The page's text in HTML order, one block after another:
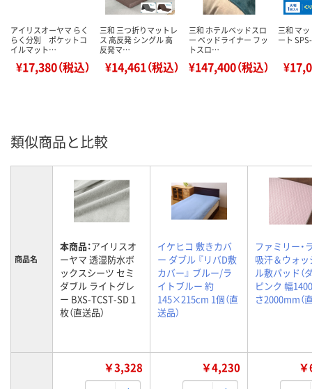
アイリスオーヤマ らく
らく分別 ポケットコ
イルマット…
¥17,380（税込）
三和 三つ折りマットレ
ス 高反発 シングル 高
反発マ…
¥14,461（税込）
三和 ホテルベッドスロ
ー ベッドライナー フッ
トスロ…
¥147,400（税込）
三和 マ
ート
類似商品と比較
商品名
本商品：アイリスオ
ーヤマ 透湿防水ボ
ックスシーツ セミ
ダブル ライトグレ
ー BXS-TCST-SD 1
枚（直送品）
イケヒコ 敷きカバ
ー ダブル 『リバD敷
カバー』 ブルー/ラ
イトブルー 約
145×215cm 1個（直
送品）
ファミリー・
吸汗＆ウォ
ル敷パッド（
ピンク 幅
さ2000mm（
￥3,328 ￥4,230